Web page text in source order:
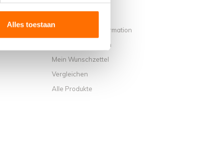
Alles toestaan
Mein Konto
Benutzerkonto Information
Meine Bestellungen
Mein Wunschzettel
Vergleichen
Alle Produkte